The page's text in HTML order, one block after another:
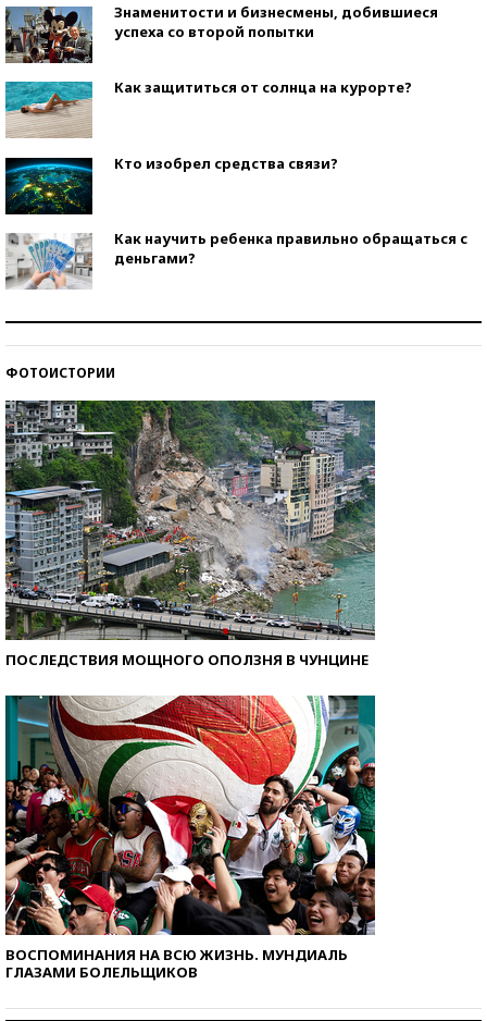
Знаменитости и бизнесмены, добившиеся
успеха со второй попытки
Как защититься от солнца на курорте?
Кто изобрел средства связи?
Как научить ребенка правильно обращаться с
деньгами?
ФОТОИСТОРИИ
ПОСЛЕДСТВИЯ МОЩНОГО ОПОЛЗНЯ В ЧУНЦИНЕ
ВОСПОМИНАНИЯ НА ВСЮ ЖИЗНЬ. МУНДИАЛЬ
ГЛАЗАМИ БОЛЕЛЬЩИКОВ